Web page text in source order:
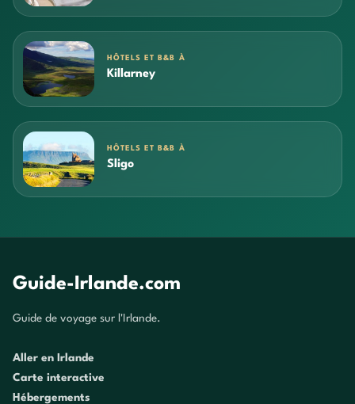
HÔTELS ET B&B À
Killarney
HÔTELS ET B&B À
Sligo
Guide-Irlande.com
Guide de voyage sur l'Irlande.
Aller en Irlande
Carte interactive
Hébergements